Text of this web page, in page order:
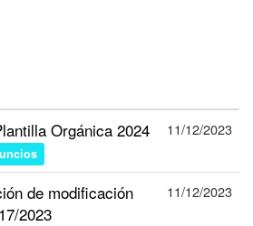
Orgánica 2024 11/12/2023
de modificación
2023
11/12/2023